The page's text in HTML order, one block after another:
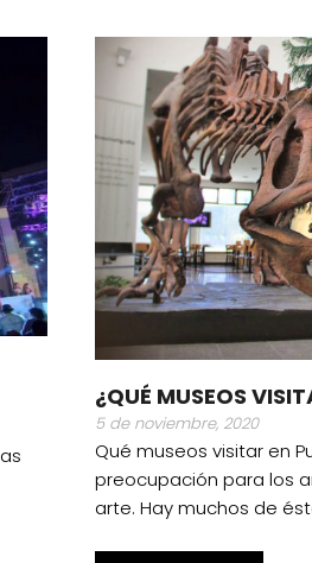
¿QUÉ MUSEOS
5 de noviembre, 2020
Qué museos visitar en
preocupación para los
arte. Hay muchos de